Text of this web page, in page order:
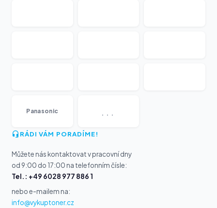
Panasonic ...
RÁDI VÁM PORADÍME!
Můžete nás kontaktovat v pracovní dny
od 9:00 do 17:00 na telefonním čísle:
Tel.: +49 6028 977 886 1
nebo e-mailem na:
info@vykuptoner.cz